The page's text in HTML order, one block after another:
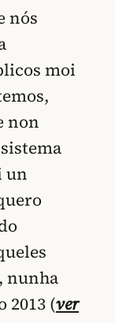
nós
moi
non
un
, nunha
2013 (ver